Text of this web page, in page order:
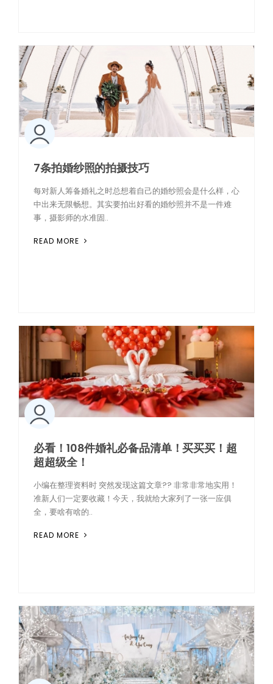
7条拍婚纱照的拍摄技巧
每对新人筹备婚礼之时总想着自己的婚纱照会是什么样，心
中出来无限畅想。其实要拍出好看的婚纱照并不是一件难
事，摄影师的水准固..
READ MORE
必看！108件婚礼必备品清单！买买买！超
超超级全！
小编在整理资料时 突然发现这篇文章?? 非常非常地实用！
准新人们一定要收藏！今天，我就给大家列了一张一应俱
全，要啥有啥的..
READ MORE